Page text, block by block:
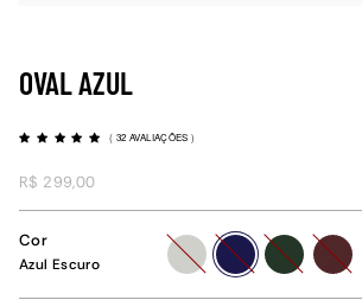
OVAL AZUL
( 32 AVALIAÇÕES)
R$ 299,00
Cor
Azul Escuro
prataazul-
escuro
verde-
escuro
vinho-
escuro